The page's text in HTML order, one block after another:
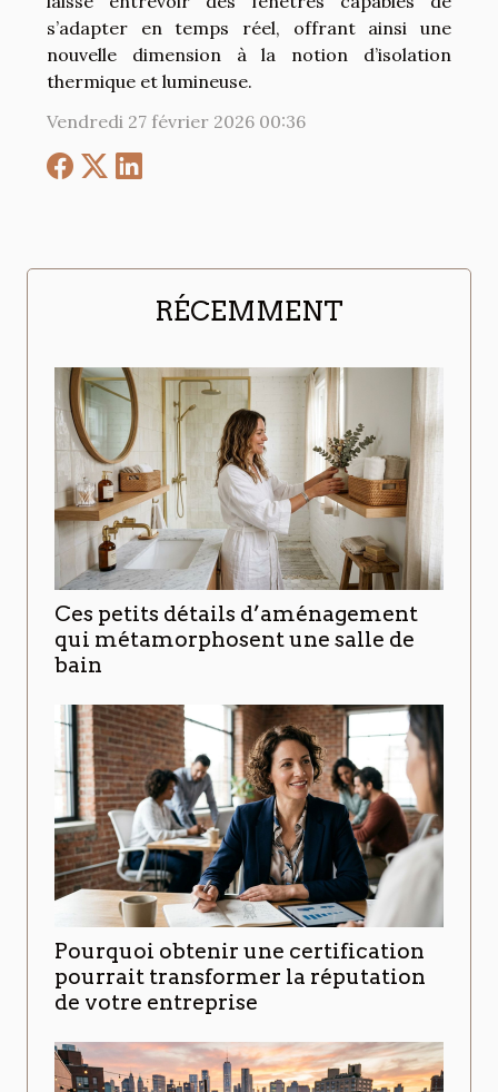
s’adapter en temps réel, offrant ainsi une
nouvelle dimension à la notion d’isolation
thermique et lumineuse.
Vendredi 27 février 2026 00:36
RÉCEMMENT
Ces petits détails d’aménagement
qui métamorphosent une salle de
bain
Pourquoi obtenir une certification
pourrait transformer la réputation
de votre entreprise